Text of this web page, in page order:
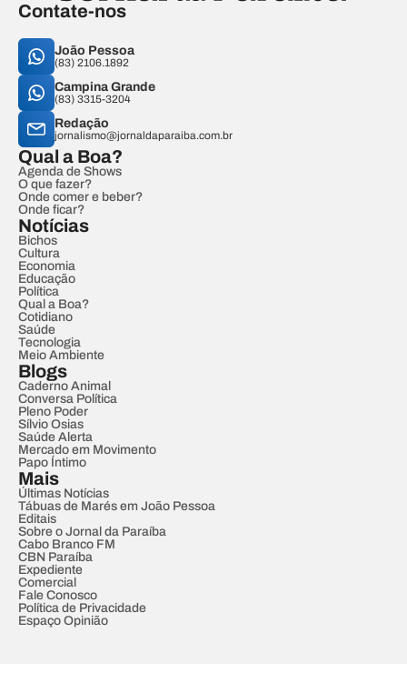
Contate-nos
João Pessoa
(83) 2106.1892
Campina Grande
(83) 3315-3204
Redação
jornalismo@jornaldaparaiba.com.br
Qual a Boa?
Agenda de Shows
O que fazer?
Onde comer e beber?
Onde ficar?
Notícias
Bichos
Cultura
Economia
Educação
Política
Qual a Boa?
Cotidiano
Saúde
Tecnologia
Meio Ambiente
Blogs
Caderno Animal
Conversa Política
Pleno Poder
Sílvio Osias
Saúde Alerta
Mercado em Movimento
Papo Íntimo
Mais
Últimas Notícias
Tábuas de Marés em João Pessoa
Editais
Sobre o Jornal da Paraíba
Cabo Branco FM
CBN Paraíba
Expediente
Comercial
Fale Conosco
Política de Privacidade
Espaço Opinião